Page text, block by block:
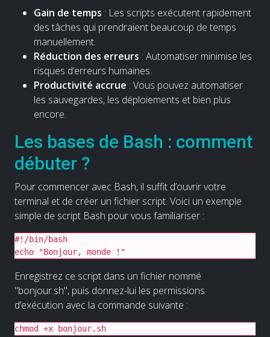
Gain de temps : Les scripts exécutent rapidement
des tâches qui prendraient beaucoup de temps
manuellement.
Réduction des erreurs : Automatiser minimise les
risques d’erreurs humaines.
Productivité accrue : Vous pouvez automatiser
les sauvegardes, les déploiements et bien plus
encore.
Les bases de Bash : comment
débuter ?
Pour commencer avec Bash, il suffit d’ouvrir votre
terminal et de créer un fichier script. Voici un exemple
simple de script Bash pour vous familiariser :
#!/bin/bash
echo "Bonjour, monde !"
Enregistrez ce script dans un fichier nommé
"bonjour.sh", puis donnez-lui les permissions
d’exécution avec la commande suivante :
chmod +x bonjour.sh